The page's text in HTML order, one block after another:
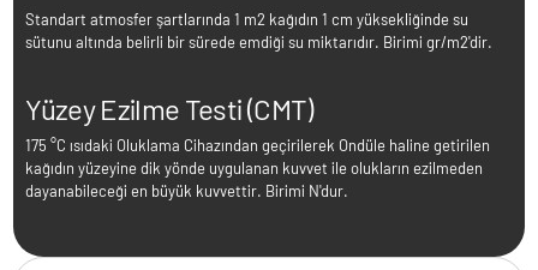
Standart atmosfer şartlarında 1 m2 kağıdın 1 cm yüksekliğinde su
sütunu altında belirli bir sürede emdiği su miktarıdır. Birimi gr/m2'dir.
Yüzey Ezilme Testi (CMT)
175 °C ısıdaki Oluklama Cihazından geçirilerek Ondüle haline getirilen
kağıdın yüzeyine dik yönde uygulanan kuvvet ile olukların ezilmeden
dayanabileceği en büyük kuvvettir. Birimi N'dur.